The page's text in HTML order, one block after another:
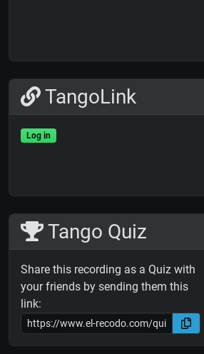
TangoLink
Log in
Tango Quiz
Share this recording as a Quiz with
your friends by sending them this
link: